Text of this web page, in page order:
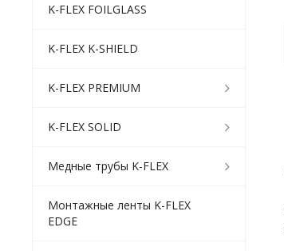
K-FLEX FOILGLASS
K-FLEX K-SHIELD
K-FLEX PREMIUM
K-FLEX SOLID
Медные трубы K-FLEX
Монтажные ленты K-FLEX
EDGE